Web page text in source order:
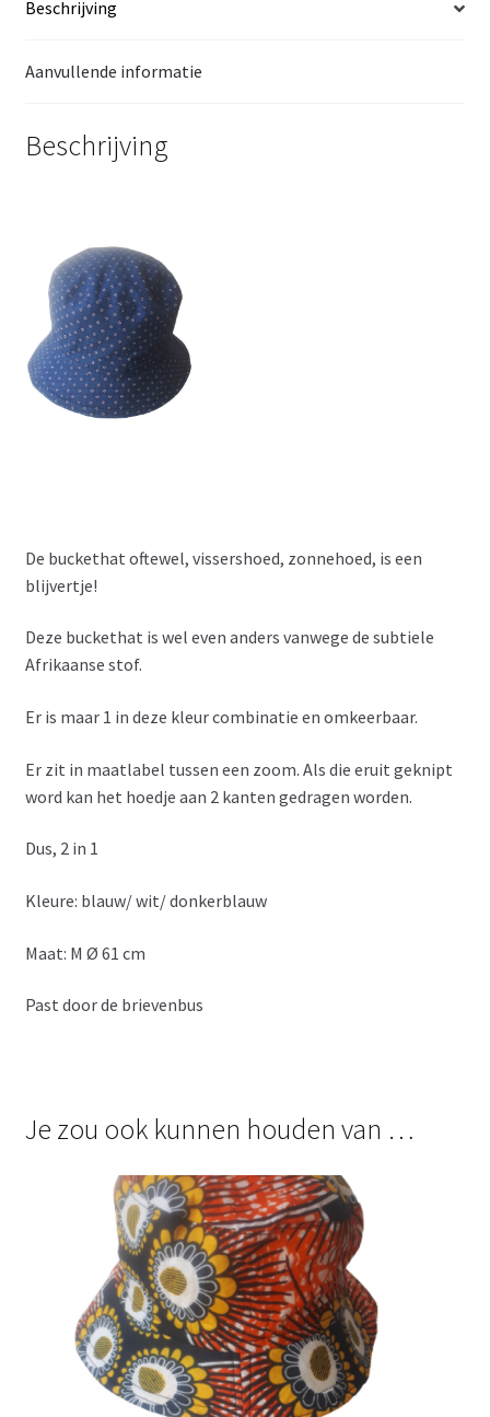
Beschrijving
Aanvullende informatie
Beschrijving
De buckethat oftewel, vissershoed, zonnehoed, is een
blijvertje!
Deze buckethat is wel even anders vanwege de subtiele
Afrikaanse stof.
Er is maar 1 in deze kleur combinatie en omkeerbaar.
Er zit in maatlabel tussen een zoom. Als die eruit geknipt
word kan het hoedje aan 2 kanten gedragen worden.
Dus, 2 in 1
Kleure: blauw/ wit/ donkerblauw
Maat: M Ø 61 cm
Past door de brievenbus
Je zou ook kunnen houden van …